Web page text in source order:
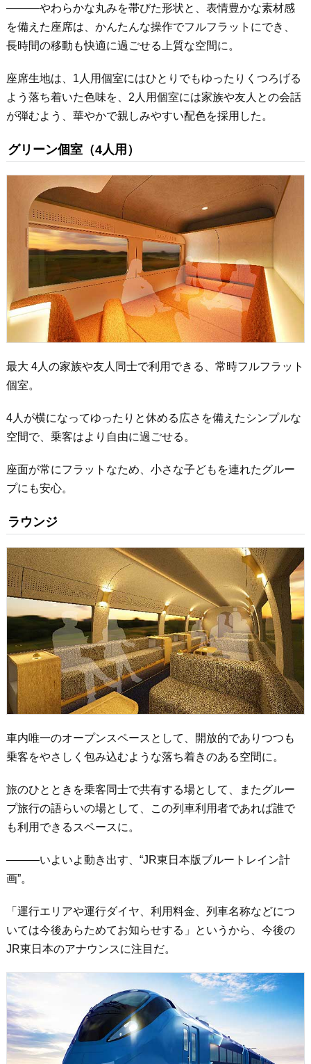
―――やわらかな丸みを帯びた形状と、表情豊かな素材感
を備えた座席は、かんたんな操作でフルフラットにでき、
長時間の移動も快適に過ごせる上質な空間に。
座席生地は、1人用個室にはひとりでもゆったりくつろげる
よう落ち着いた色味を、2人用個室には家族や友人との会話
が弾むよう、華やかで親しみやすい配色を採用した。
グリーン個室（4人用）
最大 4人の家族や友人同士で利用できる、常時フルフラット
個室。
4人が横になってゆったりと休める広さを備えたシンプルな
空間で、乗客はより自由に過ごせる。
座面が常にフラットなため、小さな子どもを連れたグルー
プにも安心。
ラウンジ
車内唯一のオープンスペースとして、開放的でありつつも
乗客をやさしく包み込むような落ち着きのある空間に。
旅のひとときを乗客同士で共有する場として、またグルー
プ旅行の語らいの場として、この列車利用者であれば誰で
も利用できるスペースに。
―――いよいよ動き出す、“JR東日本版ブルートレイン計
画”。
「運行エリアや運行ダイヤ、利用料金、列車名称などにつ
いては今後あらためてお知らせする」というから、今後の
JR東日本のアナウンスに注目だ。